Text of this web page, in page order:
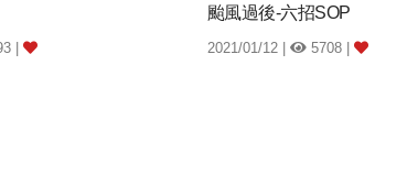
|
颱風過後-六招SOP
2021/01/12 | 5708 |